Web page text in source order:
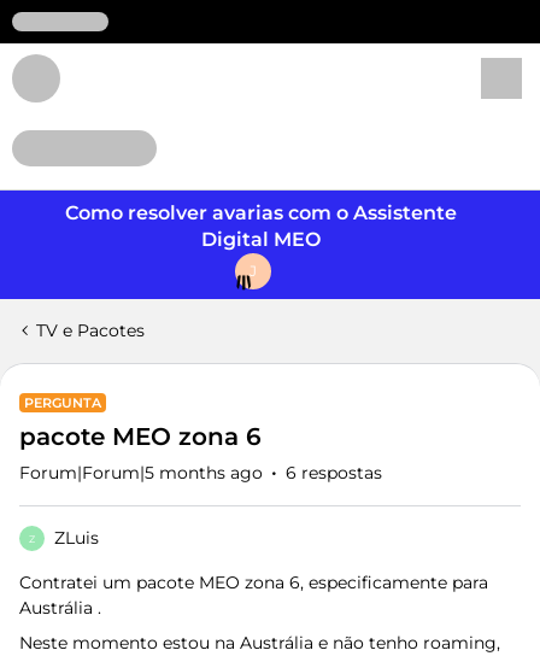
Como resolver avarias com o Assistente
Digital MEO
J
TV e Pacotes
PERGUNTA
pacote MEO zona 6
Forum|Forum|5 months ago 6 respostas
Z ZLuis
Contratei um pacote MEO zona 6, especificamente para
Austrália .
Neste momento estou na Austrália e não tenho roaming,